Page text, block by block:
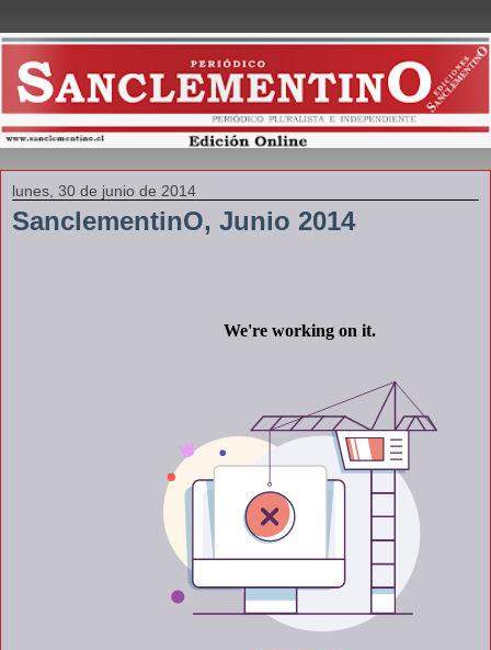
lunes, 30 de junio de 2014
SanclementinO, Junio 2014